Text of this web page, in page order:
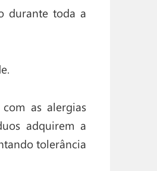
durante toda a
as alergias
adquirem a
tolerância